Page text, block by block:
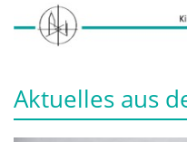
Aktuelles aus